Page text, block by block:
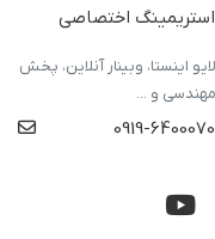
اختصاصی
اینستا، وبینار آنلاین، پخش
و ...
0919-6400070